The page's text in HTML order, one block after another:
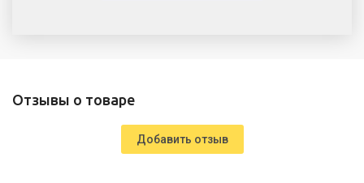
Отзывы о товаре
Добавить отзыв